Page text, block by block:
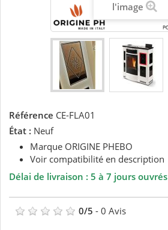
l'image
Référence CE-FLA01
État : Neuf
Marque ORIGINE PHEBO
Voir compatibilité en description
Délai de livraison : 5 à 7 jours ouvrés
0/5 - 0 Avis